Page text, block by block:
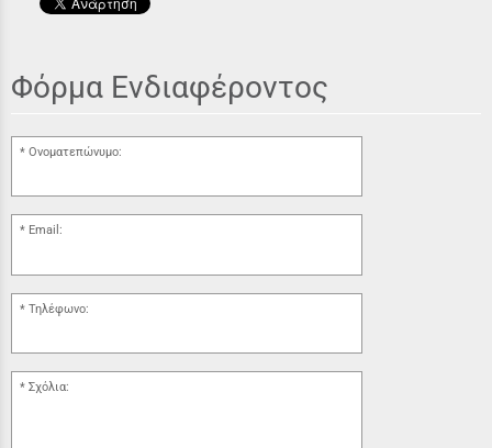
Φόρμα Ενδιαφέροντος
Ονοματεπώνυμο:
Email:
Τηλέφωνο:
Σχόλια: